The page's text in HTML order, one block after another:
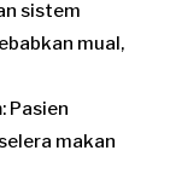
sistem
mual,
: Pasien
makan